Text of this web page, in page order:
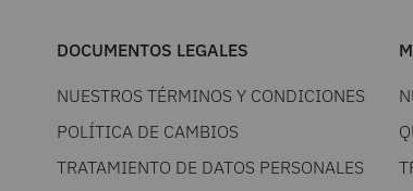
DOCUMENTOS LEGALES
NUESTROS TÉRMINOS Y CONDICIONES
POLÍTICA DE CAMBIOS
TRATAMIENTO DE DATOS PERSONALES